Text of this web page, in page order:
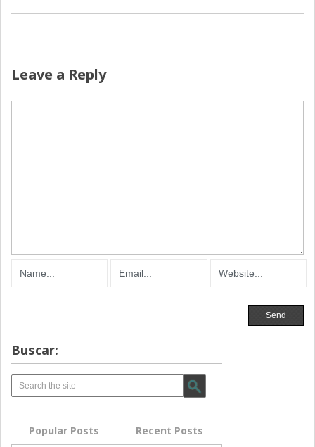
Leave a Reply
Buscar:
Popular Posts Recent Posts